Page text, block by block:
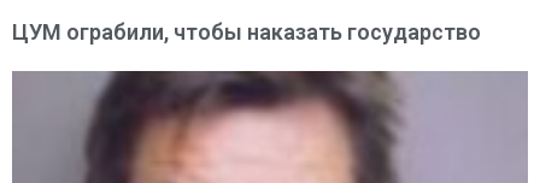
ЦУМ ограбили, чтобы наказать государство